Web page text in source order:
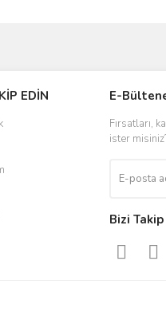
EDİN E-
Fırsatları,
ister
Bizi